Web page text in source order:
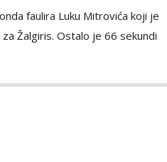
faulira Luku Mitrovića koji je
Žalgiris. Ostalo je 66 sekundi